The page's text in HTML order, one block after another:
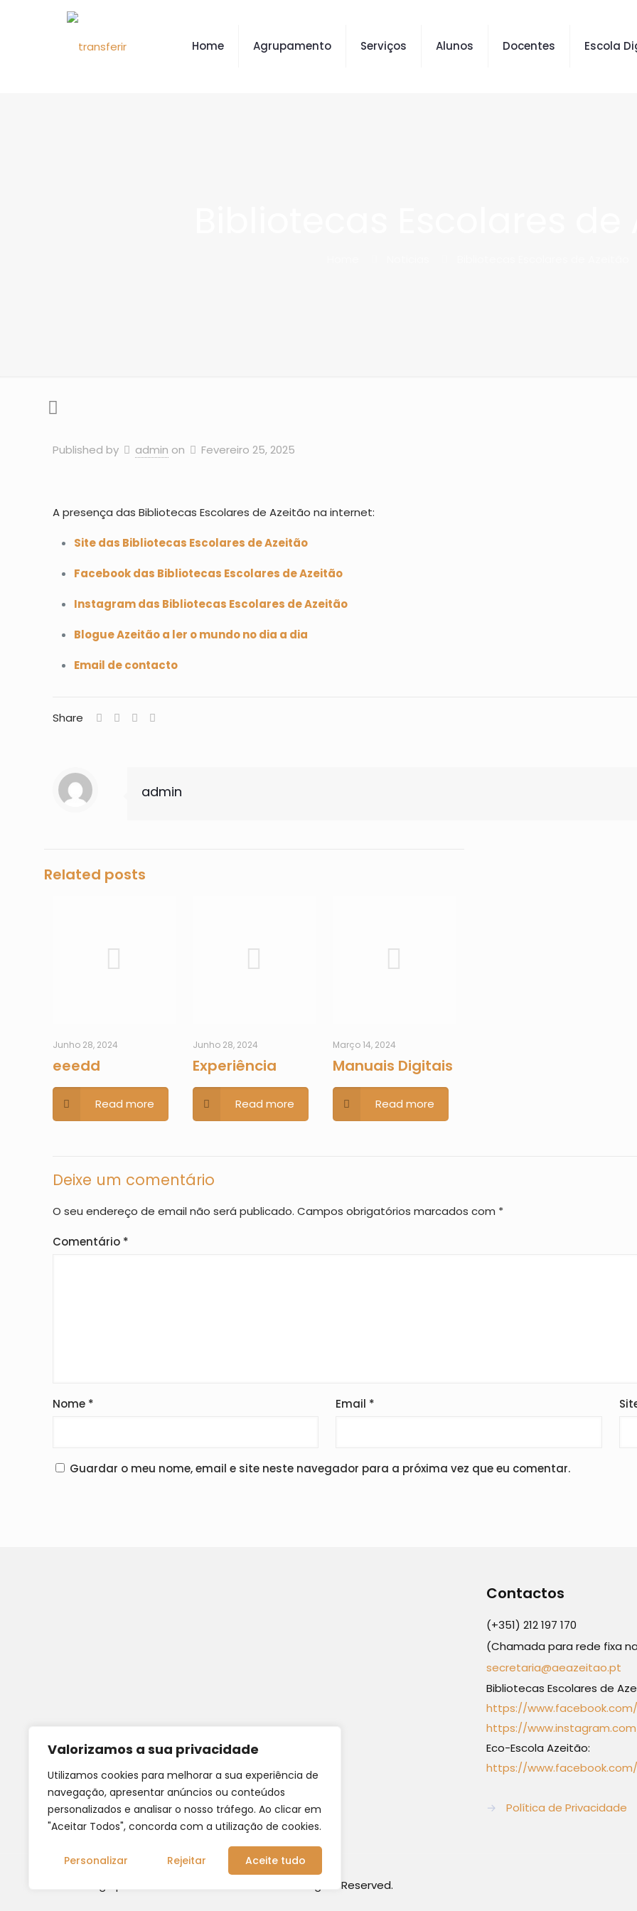
Valorizamos a sua privacidade
Utilizamos cookies para melhorar a sua experiência de
navegação, apresentar anúncios ou conteúdos
personalizados e analisar o nosso tráfego. Ao clicar em
"Aceitar Todos", concorda com a utilização de cookies.
Personalizar Rejeitar Aceite tudo
Home Agrupamento Serviços Alunos Docentes Escola
Published by admin on Fevereiro 25, 2025
A presença das Bibliotecas Escolares de Azeitão na internet:
Site das Bibliotecas Escolares de Azeitão
Facebook das Bibliotecas Escolares de Azeitão
Instagram das Bibliotecas Escolares de Azeitão
Blogue Azeitão a ler o mundo no dia a dia
Email de contacto
Share
admin
Related posts
Junho 28, 2024
eeedd
Read more
Junho 28, 2024
Experiência
Read more
Março 14, 2024
Manuais Digitais
Read more
Deixe um comentário
O seu endereço de email não será publicado. Campos obrigatórios marcados com *
Comentário *
Nome * Email *
Guardar o meu nome, email e site neste navegador para a próxima vez que eu comentar.
Contactos
(+351) 212 197 170
(Chamada para rede fixa
secretaria@aeazeitao.pt
Bibliotecas Escolares de
https://
https://
Eco-Escola Azeitão:
https://www.facebook.com/
→ Política de Privacidade
© 2025 Agrupamento de Escolas de Azeitão. All Rights Reserved.